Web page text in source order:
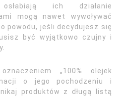
ich działanie
mogą nawet wywoływać
powodu, jeśli decydujesz się
być wyjątkowo czujny i
„100% olejek
o jego pochodzeniu i
produktów z długą listą